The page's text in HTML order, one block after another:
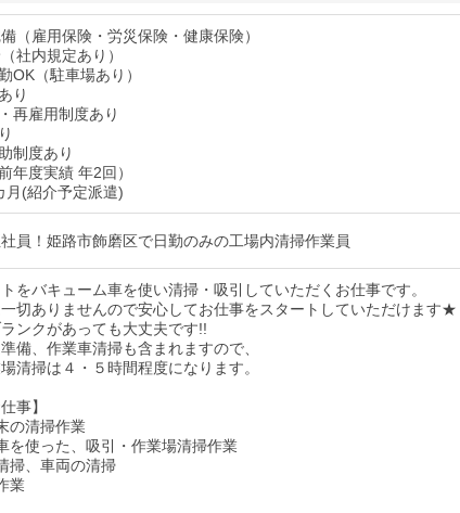
（雇用保険・労災保険・健康保険）
社内規定あり）
OK（駐車場あり）
り
再雇用制度あり
制度あり
年度実績 年2回）
(紹介予定派遣)
員！姫路市飾磨区で日勤のみの工場内清掃作業員
をバキューム車を使い清掃・吸引していただくお仕事です。
切ありませんので安心してお仕事をスタートしていただけます★
ンクがあっても大丈夫です!!
備、作業車清掃も含まれますので、
清掃は４・５時間程度になります。
事】
の清掃作業
を使った、吸引・作業場清掃作業
掃、車両の清掃
業